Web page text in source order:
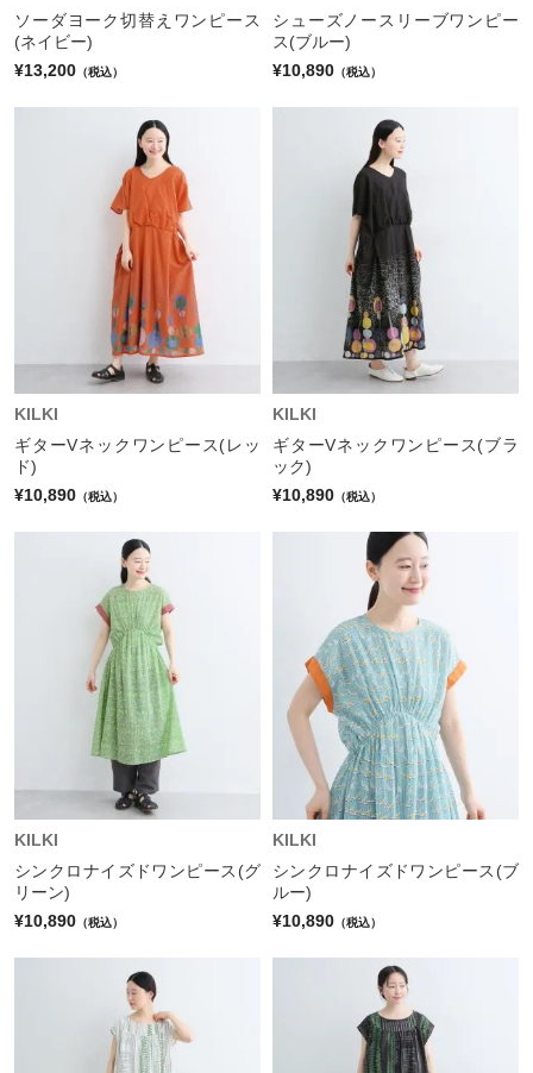
ソーダヨーク切替えワンピース
(ネイビー)
¥13,200 （税込）
シューズノースリーブワンピー
ス(ブルー)
¥10,890 （税込）
KILKI
ギターVネックワンピース(レッ
ド)
¥10,890 （税込）
KILKI
ギターVネックワンピース(ブラ
ック)
¥10,890 （税込）
KILKI
シンクロナイズドワンピース(グ
リーン)
¥10,890 （税込）
KILKI
シンクロナイズドワンピース(ブ
ルー)
¥10,890 （税込）